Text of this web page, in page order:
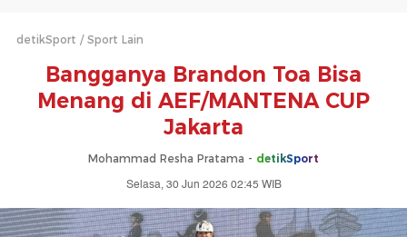
detikSport Sport Lain
Bangganya Brandon Toa Bisa
Menang di AEF/MANTENA CUP
Jakarta
Mohammad Resha Pratama - detikSport
Selasa, 30 Jun 2026 02:45 WIB